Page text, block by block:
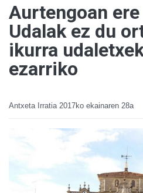
Aurtengoan
Udalak ez du
ikurra
ezarriko
Antxeta Irratia 2017ko ekainaren 28a